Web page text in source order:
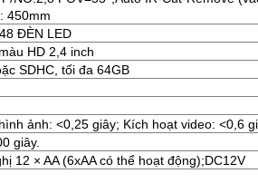
450mm
ĐÈN LED
HD 2,4 inch
SDHC, tối đa 64GB
ảnh: <0,25 giây; Kích hoạt video: <0,6
giây.
12 × AA (6xAA có thể hoạt động);DC12V